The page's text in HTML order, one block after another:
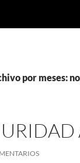
por meses: